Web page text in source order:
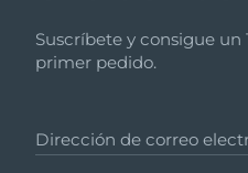
Suscríbete y consigue un
primer pedido.
Dirección de correo